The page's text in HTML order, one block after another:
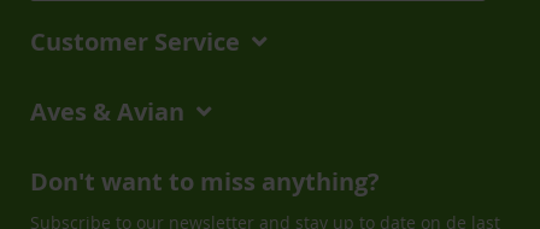
Customer Service
Aves & Avian
Don't want to miss anything?
Subscribe to our newsletter and stay up to date on de last